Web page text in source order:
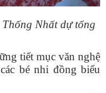
Nhất dự tổng
tiết mục văn nghệ
bé nhi đồng biểu